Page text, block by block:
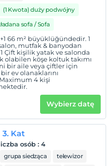
(1 Kwota) duży podwójny
sofa / Sofa
66 m² büyüklüğündedir. 1
mutfak & banyodan
Çift kişilik yatak ve salonda
olabilen köşe koltuk takımı
bir aile veya çiftler için
ev olanaklarını
4 kişi
Wybierz datę
3. Kat
osób : 4
grupa siedząca
telewizor